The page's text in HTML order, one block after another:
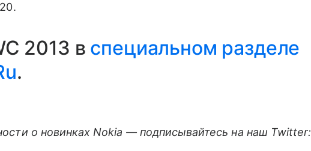
2013 в специальном разделе
.
о новинках Nokia — подписывайтесь на наш Twitter: